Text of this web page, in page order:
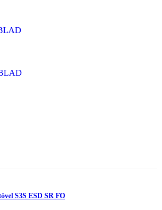
S3S ESD SR FO